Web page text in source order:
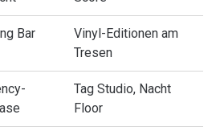
Bar
Vinyl-Editionen am
Tresen
Tag Studio, Nacht
Floor